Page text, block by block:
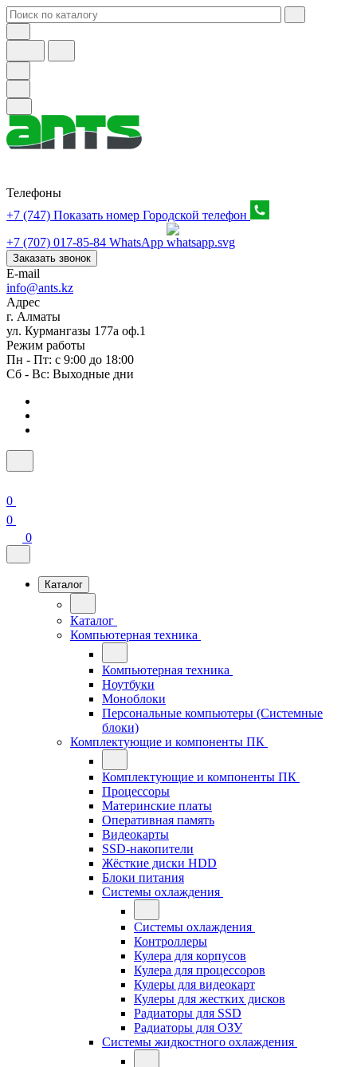
Телефоны
+7 (747) Показать номер Городской телефон
+7 (707) 017-85-84 WhatsApp
Заказать звонок
E-mail
info@ants.kz
Адрес
г. Алматы
ул. Курмангазы 177а оф.1
Режим работы
Пн - Пт: с 9:00 до 18:00
Сб - Вс: Выходные дни
0
0
0
Каталог
Каталог
Компьютерная техника
Компьютерная техника
Ноутбуки
Моноблоки
Персональные компьютеры (Системные
блоки)
Комплектующие и компоненты ПК
Комплектующие и компоненты ПК
Процессоры
Материнские платы
Оперативная память
Видеокарты
SSD-накопители
Жёсткие диски HDD
Блоки питания
Системы охлаждения
Системы охлаждения
Контроллеры
Кулера для корпусов
Кулера для процессоров
Кулеры для видеокарт
Кулеры для жестких дисков
Радиаторы для SSD
Радиаторы для ОЗУ
Системы жидкостного охлаждения